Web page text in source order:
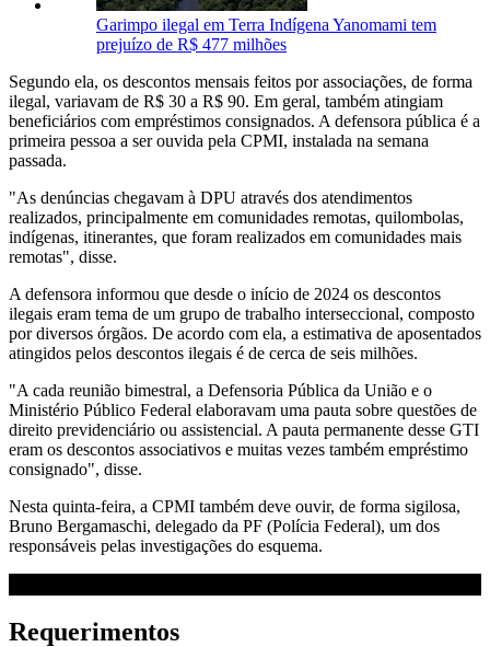
Garimpo ilegal em Terra Indígena Yanomami tem
prejuízo de R$ 477 milhões
Segundo ela, os descontos mensais feitos por associações, de forma
ilegal, variavam de R$ 30 a R$ 90. Em geral, também atingiam
beneficiários com empréstimos consignados. A defensora pública é a
primeira pessoa a ser ouvida pela CPMI, instalada na semana
passada.
"As denúncias chegavam à DPU através dos atendimentos
realizados, principalmente em comunidades remotas, quilombolas,
indígenas, itinerantes, que foram realizados em comunidades mais
remotas", disse.
A defensora informou que desde o início de 2024 os descontos
ilegais eram tema de um grupo de trabalho interseccional, composto
por diversos órgãos. De acordo com ela, a estimativa de aposentados
atingidos pelos descontos ilegais é de cerca de seis milhões.
"A cada reunião bimestral, a Defensoria Pública da União e o
Ministério Público Federal elaboravam uma pauta sobre questões de
direito previdenciário ou assistencial. A pauta permanente desse GTI
eram os descontos associativos e muitas vezes também empréstimo
consignado", disse.
Nesta quinta-feira, a CPMI também deve ouvir, de forma sigilosa,
Bruno Bergamaschi, delegado da PF (Polícia Federal), um dos
responsáveis pelas investigações do esquema.
Requerimentos